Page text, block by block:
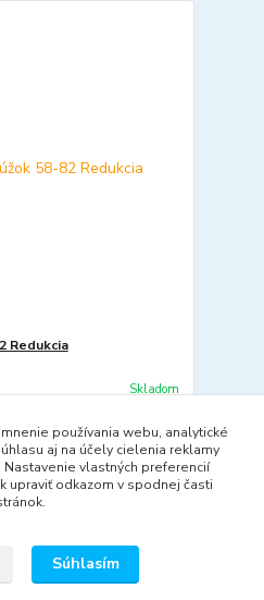
Redukcia
Skladom
do košíka
používania webu, analytické
aj na účely cielenia reklamy
vlastných preferencií
upraviť odkazom v spodnej časti
Súhlasím